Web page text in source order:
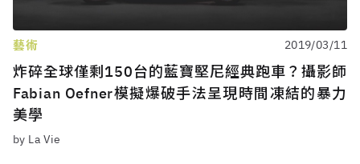
藝術 2019/03/11
炸碎全球僅剩150台的藍寶堅尼經典跑車？攝影師
Fabian Oefner模擬爆破手法呈現時間凍結的暴力
美學
by La Vie